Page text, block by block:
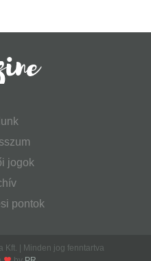
jogok
pontok
Kft. | Minden jog fenntartva